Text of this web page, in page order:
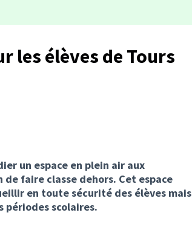
les élèves de Tours
un espace en plein air aux
faire classe dehors. Cet espace
en toute sécurité des élèves mais
périodes scolaires.